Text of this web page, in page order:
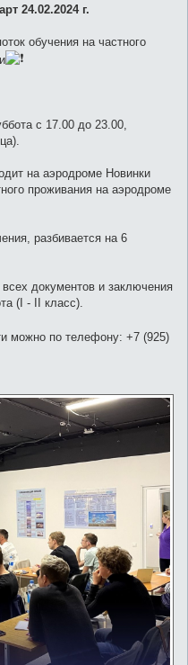
24.02.2024 г.
обучения на частного
с 17.00 до 23.00,
на аэродроме Новинки
проживания на аэродроме
разбивается на 6
документов и заключения
(I - II класс).
можно по телефону: +7 (925)